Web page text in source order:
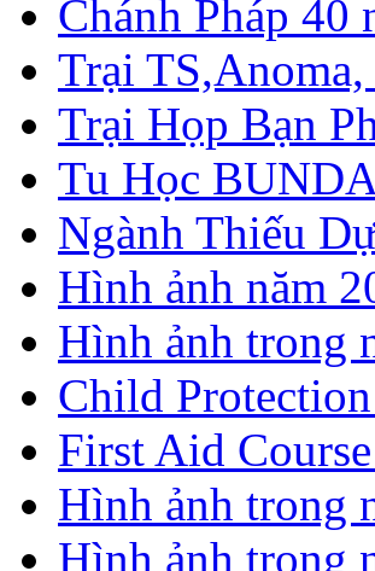
Chánh Pháp 40
Trại
Trại Họp Bạn
Tu Học
Ngành Thiếu
Hình ảnh năm
Hình ảnh trong
Child
First Aid
Hình ảnh trong
Hình ảnh trong